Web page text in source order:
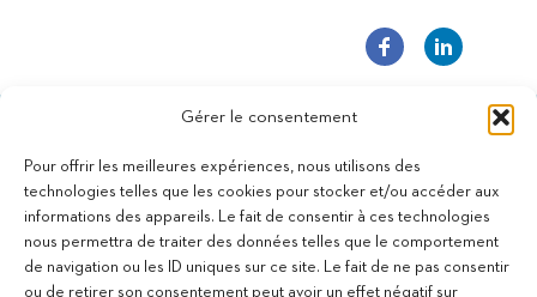
Gérer le consentement
Pour offrir les meilleures expériences, nous utilisons des
technologies telles que les cookies pour stocker et/ou accéder aux
informations des appareils. Le fait de consentir à ces technologies
nous permettra de traiter des données telles que le comportement
de navigation ou les ID uniques sur ce site. Le fait de ne pas consentir
ou de retirer son consentement peut avoir un effet négatif sur
11 bis Rue des Novalles
21240 Talant - France
+33 (0)3 80 59 22 88